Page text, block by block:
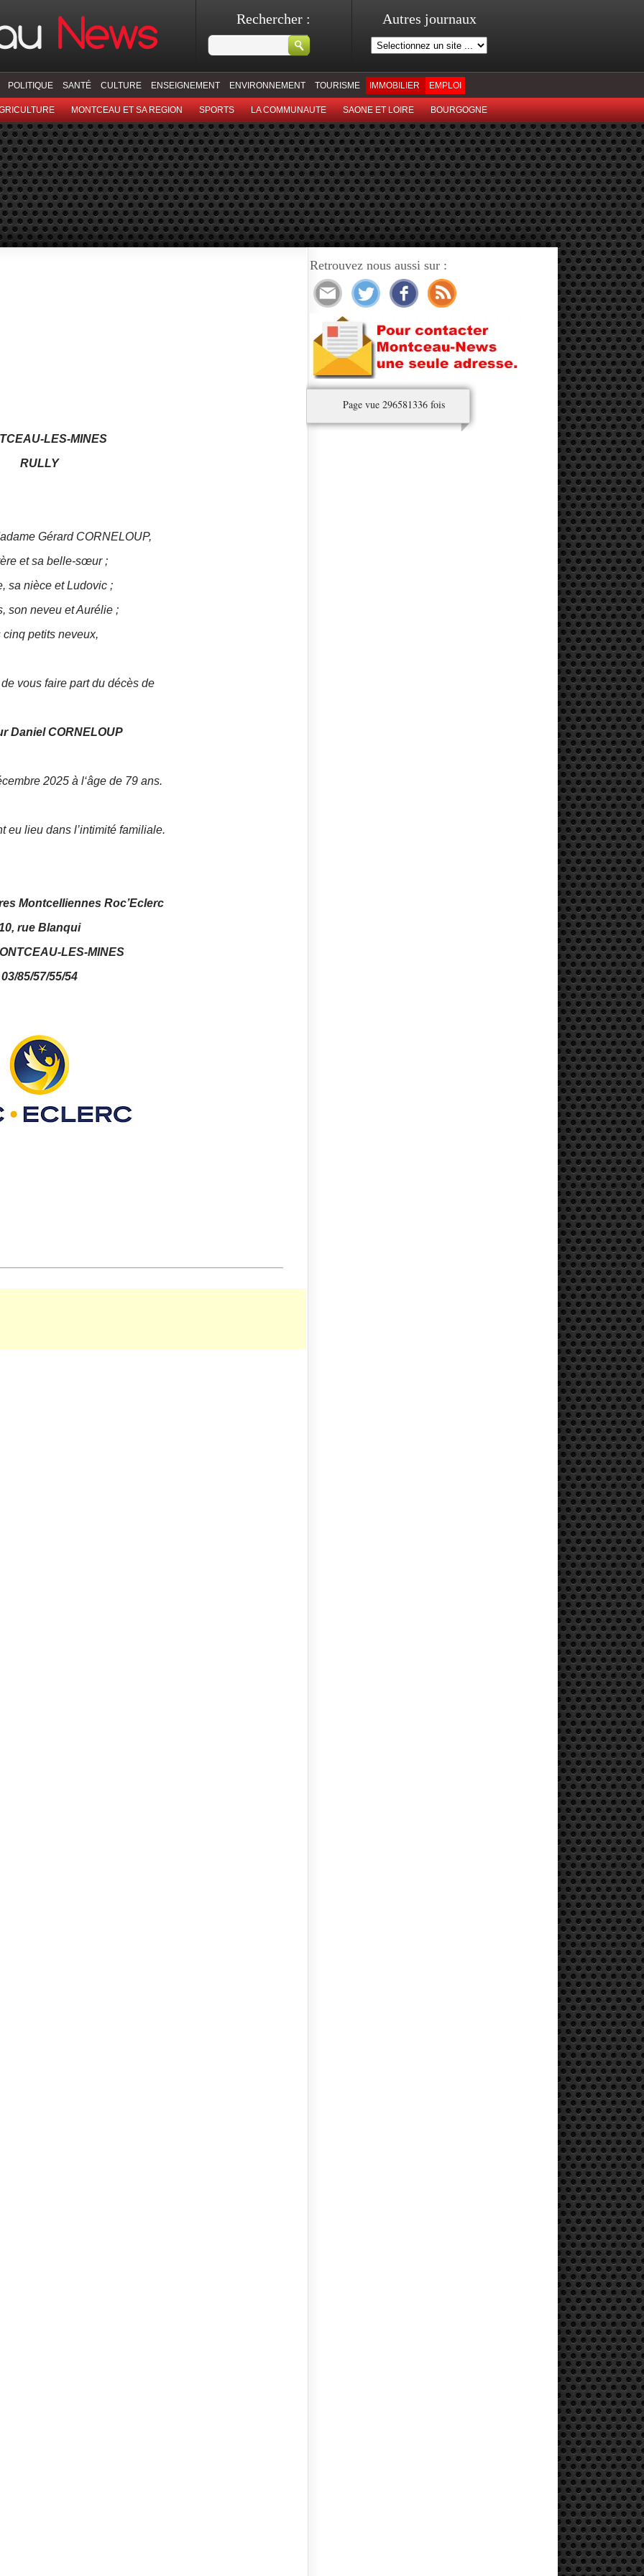
Rechercher : Autres journaux
POLITIQUE SANTÉ CULTURE ENSEIGNEMENT ENVIRONNEMENT TOURISME IMMOBILIER EMPLOI
MONTCEAU ET SA REGION SPORTS LA COMMUNAUTE SAONE ET LOIRE BOURGOGNE
LES-MINES
RULLY
Gérard CORNELOUP,
et sa belle-sœur ;
sa nièce et Ludovic ;
son neveu et Aurélie ;
cinq petits neveux,
vous faire part du décès de
Daniel CORNELOUP
2025 à l‘âge de 79 ans.
eu lieu dans l’intimité familiale.
Montcelliennes Roc’Eclerc
rue Blanqui
LES-MINES
03/85/57/55/54
Retrouvez nous aussi sur :
Page vue 296581336 fois